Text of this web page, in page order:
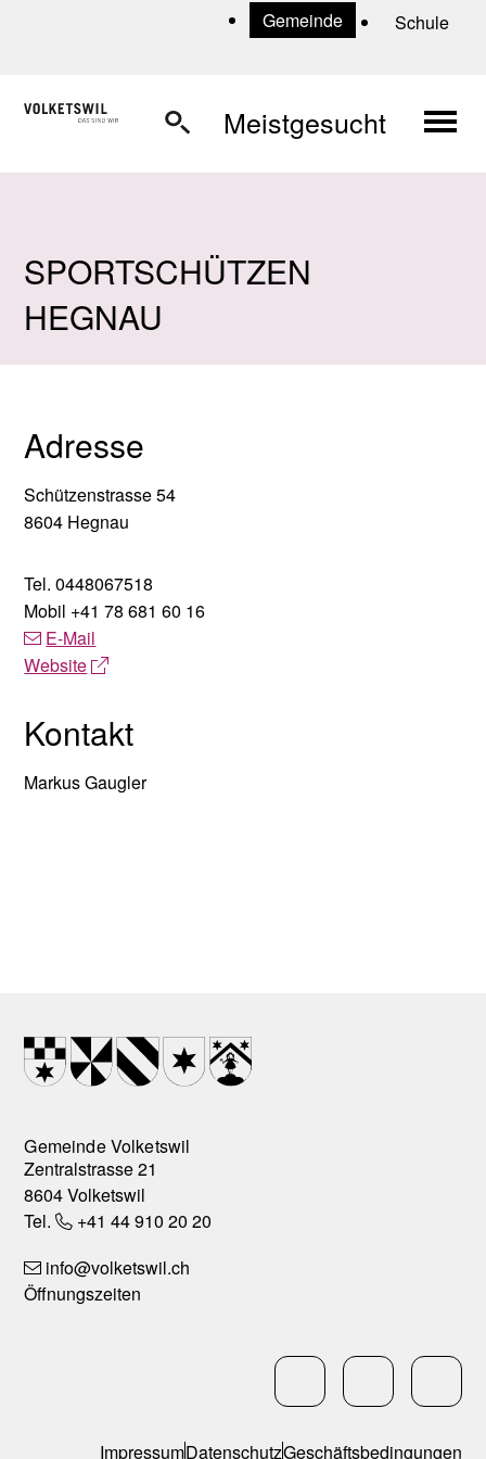
Navigieren in Volketswil
Schnellnavigation Gemeinde Schule
Meistgesucht
SPORTSCHÜTZEN
HEGNAU
Adresse
Schützenstrasse 54
8604 Hegnau
Tel.0448067518
Mobil +41 78 681 60 16
E-Mail
Website
Kontakt
Markus Gaugler
Footer
Wappen
Gemeinde Volketswil
Zentralstrasse 21
8604 Volketswil
Tel.
+41 44 910 20 20
info@volketswil.ch
Öffnungszeiten
LinkedIn
ImpressumDatenschutzGeschäftsbedingungen